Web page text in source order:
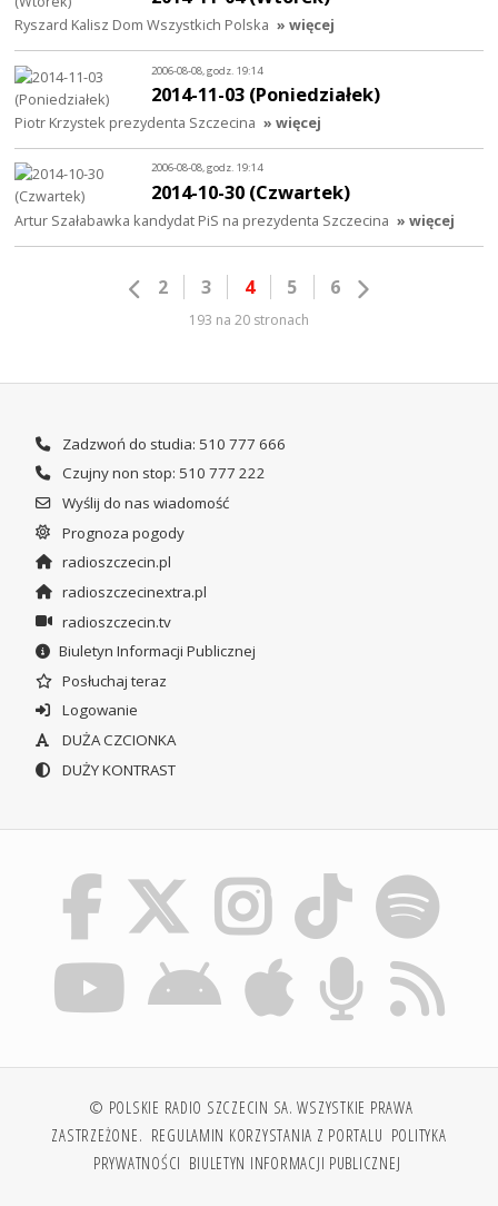
Ryszard Kalisz Dom Wszystkich Polska » więcej
2006-08-08, godz. 19:14
2014-11-03 (Poniedziałek)
Piotr Krzystek prezydenta Szczecina » więcej
2006-08-08, godz. 19:14
2014-10-30 (Czwartek)
Artur Szałabawka kandydat PiS na prezydenta Szczecina » więcej
2 3 4 5 6
193 na 20 stronach
Zadzwoń do studia: 510 777 666
Czujny non stop: 510 777 222
Wyślij do nas wiadomość
Prognoza pogody
radioszczecin.pl
radioszczecinextra.pl
radioszczecin.tv
Biuletyn Informacji Publicznej
Posłuchaj teraz
Logowanie
DUŻA CZCIONKA
DUŻY KONTRAST
© POLSKIE RADIO SZCZECIN SA. WSZYSTKIE PRAWA
ZASTRZEŻONE. REGULAMIN KORZYSTANIA Z PORTALU POLITYKA
PRYWATNOŚCI BIULETYN INFORMACJI PUBLICZNEJ